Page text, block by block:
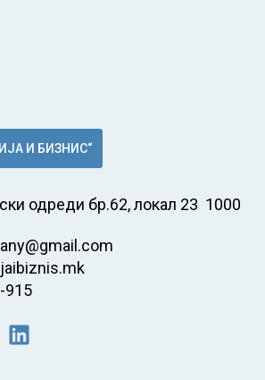
И БИЗНИС“
одреди бр.62, локал 23 1000
915